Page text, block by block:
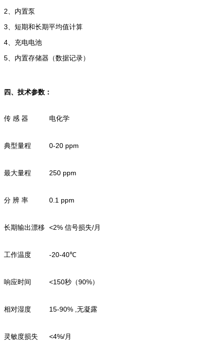
2、内置泵
3、短期和长期平均值计算
4、充电电池
5、内置存储器（数据记录）
四、技术参数：
传 感 器 电化学
典型量程 0-20 ppm
最大量程 250 ppm
分 辨 率 0.1 ppm
长期输出漂移 <2% 信号损失/月
工作温度 -20-40℃
响应时间 <150秒（90%）
相对湿度 15-90% ,无凝露
灵敏度损失 <4%/月